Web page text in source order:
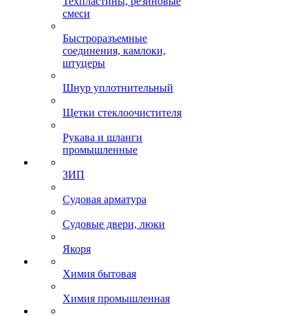
смеси
Быстроразъемные
соединения, камлоки,
штуцеры
Шнур уплотнительный
Щетки стеклоочистителя
Рукава и шланги
промышленные
ЗИП
Судовая арматура
Судовые двери, люки
Якоря
Химия бытовая
Химия промышленная